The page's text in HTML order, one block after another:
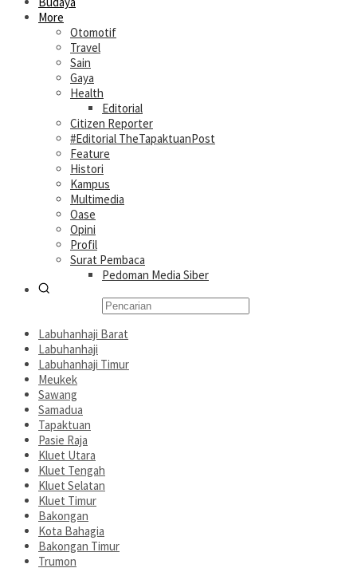
More
Otomotif
Travel
Sain
Gaya
Health
Editorial
Citizen Reporter
#Editorial TheTapaktuanPost
Feature
Histori
Kampus
Multimedia
Oase
Opini
Profil
Surat Pembaca
Pedoman Media Siber
Labuhanhaji Barat
Labuhanhaji
Labuhanhaji Timur
Meukek
Sawang
Samadua
Tapaktuan
Pasie Raja
Kluet Utara
Kluet Tengah
Kluet Selatan
Kluet Timur
Bakongan
Kota Bahagia
Bakongan Timur
Trumon